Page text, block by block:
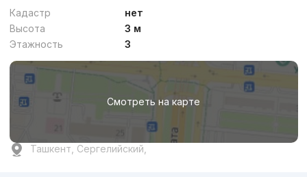
Кадастр
нет
Высота
3 м
Этажность
3
Смотреть на карте
Ташкент, Сергелийский,